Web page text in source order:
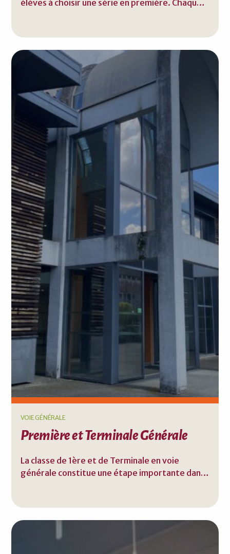
élèves à choisir une série en première. Chaque
qui lui permet d’identifier ses acquis et ses
besoins en français et en mathématiques. À la
fin de la seconde, les élèves sélectionnent trois
spécialités à suivre en voie générale ou optent
pour une série en voie technologique.
VOIE GÉNÉRALE
Première et Terminale Générale
La classe de 1ère et de Terminale en voie
générale constitue une étape importante dans
connaissances en choisissant des spécialités en
fonction de leurs intérêts et de leurs projets